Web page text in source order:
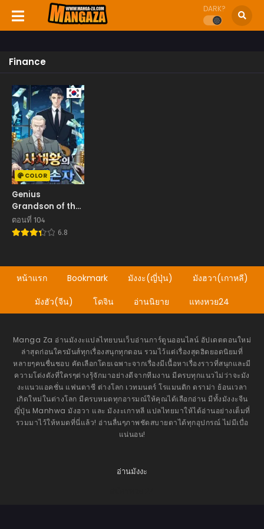
DARK?
Finance
COLOR
Genius
Grandson of the
Loan Shark King
หลานอัจฉริยะของ
ตอนที่ 104
6.8
หน้าแรก Bookmark มังงะ(ญี่ปุ่น)
มังฮวา(เกาหลี)
มังฮัว(จีน)
โดจิน อ่านนิยาย แทงหวย24
Manga Za อ่านมังงะแปลไทยบนเว็บอ่านการ์ตูนออนไลน์ อัปเดตตอนใหม่
ล่าสุดก่อนใครมันส์ทุกเรื่องสนุกทุกตอน รวมไว้แต่เรื่องสุดฮิตยอดนิยมที่
หลายๆคนชื่นชอบ คัดเลือกโดยเฉพาะจากเรื่องมีเนื้อหาเรื่องราวที่สนุกและมี
ความโด่งดังที่ใครๆต่างรุ้จักมาอย่างดีจากทีมงาน มีครบทุกแนวไม่ว่าจะมัง
งะแนวแอคชั่น แฟนตาซี ต่างโลก เวทมนตร์ โรแมนติก ดราม่า ย้อนเวลา
เกิดใหม่ในต่างโลก มีครบหมดทุกอารมณ์ให้คุณได้เลือกอ่าน มีทั้งมังงะจีน
ญี่ปุ่น Manhwa มังฮวา และ มังงะเกาหลี แปลไทยมาให้ได้อ่านอย่างเต็มที่
รวมมาไว้ให้หมดที่นี่แล้ว! อ่านลื่นๆภาพชัดสบายตาได้ทุกอุปกรณ์ ไม่มีเบื่อ
แน่นอน!
อ่านมังงะ